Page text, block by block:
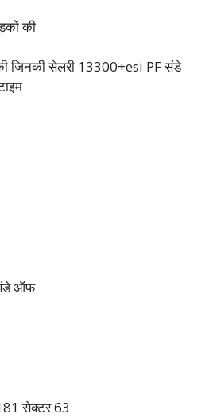
की
जिनकी सेलरी 13300+esi PF संडे
ऑफ
सेक्टर 63